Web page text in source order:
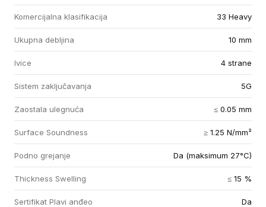
Komercijalna klasifikacija 33 Heavy
Ukupna debljina 10 mm
Ivice 4 strane
Sistem zaključavanja 5G
Zaostala ulegnuća ≤ 0.05 mm
Surface Soundness ≥ 1.25 N/mm²
Podno grejanje Da (maksimum 27°C)
Thickness Swelling ≤ 15 %
Sertifikat Plavi anđeo Da